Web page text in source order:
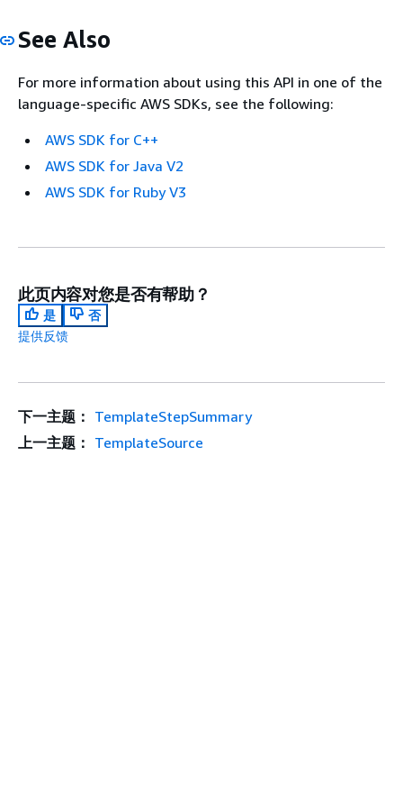
See Also
For more information about using this API in one of the
language-specific AWS SDKs, see the following:
AWS SDK for C++
AWS SDK for Java V2
AWS SDK for Ruby V3
此页内容对您是否有帮助？
是
否
提供反馈
下一主题： TemplateStepSummary
上一主题： TemplateSource